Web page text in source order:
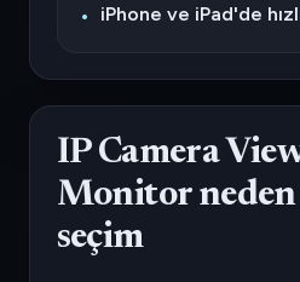
iPhone ve iPad'de
IP Camera
Monitor
seçim